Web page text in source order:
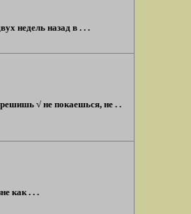
недель назад в . . .
√ не покаешься, не . .
как . . .